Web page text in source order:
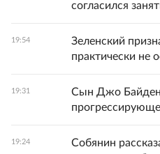
согласился
19:54
Зеленский
практически не
19:31
Сын Джо
19:24
Собянин